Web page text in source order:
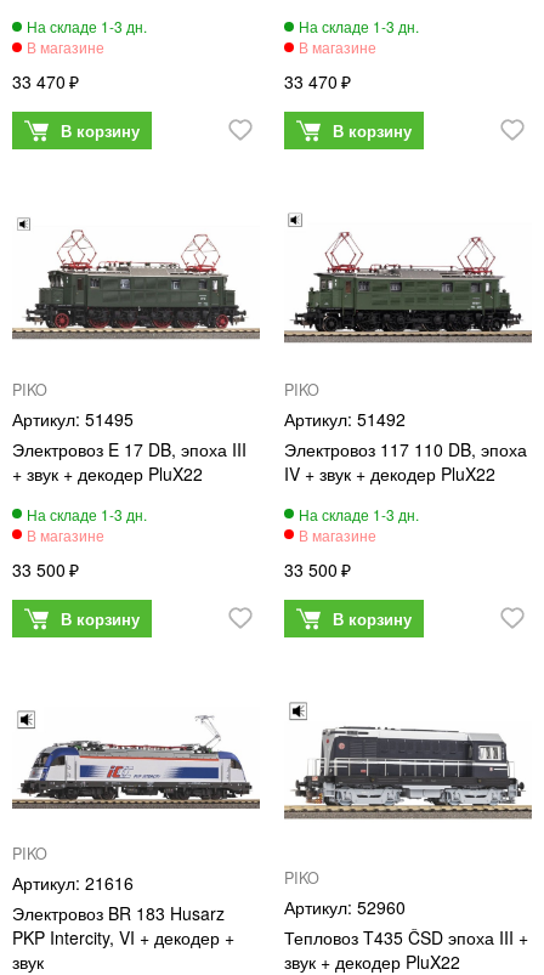
33 470 33 470
PIKO
51495
Электровоз E 17 DB, эпоха III
+ звук + декодер PluX22
33 500
PIKO
51492
Электровоз 117 110 DB, эпоха
IV + звук + декодер PluX22
33 500
PIKO
21616
Электровоз BR 183 Husarz
PKP Intercity, VI + декодер +
звук
PIKO
52960
Тепловоз T435 ČSD эпоха III +
звук + декодер PluX22